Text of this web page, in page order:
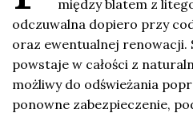
między blatem z
odczuwalna dopiero przy
oraz ewentualnej renowacji.
powstaje w całości z
możliwy do odświeżania
ponowne zabezpieczenie,